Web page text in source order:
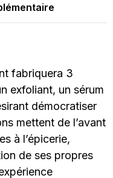
fabriquera 3
exfoliant, un sérum
démocratiser
mettent de l’avant
à l’épicerie,
de ses propres